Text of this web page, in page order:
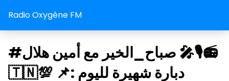
Radio Oxygène FM
#صباح_الخير مع أمين هلال 🎤🎙️📻
🇹🇳💯 📌دبارة شهيرة لليوم :